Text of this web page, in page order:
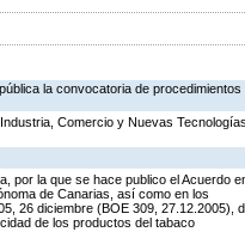
la convocatoria de procedimientos
Comercio y Nuevas
por la que se hace publico el Acuerdo
de Canarias, así como en los
26 diciembre (BOE 309, 27.12.2005),
de los productos del tabaco